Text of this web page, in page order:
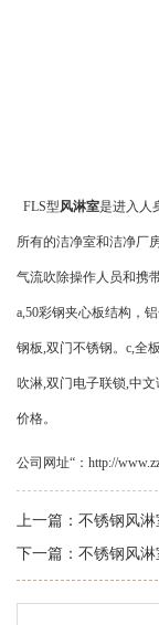
FLS型风淋室是进入人
所有的洁净室和洁净厂
气流吹除操作人员和携
a,50彩钢夹心板结构，
钢板,双门不锈钢。c,全
吹淋,双门电子联锁,中
价格。
公司网址“：http://
上一篇： 不锈钢风淋
下一篇： 不锈钢风淋